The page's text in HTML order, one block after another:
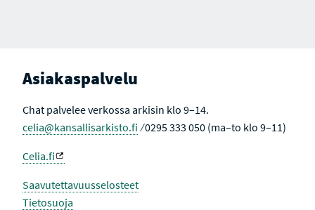
Asiakaspalvelu
Chat palvelee verkossa arkisin klo 9–14.
celia@kansallisarkisto.fi ⁄ 0295 333 050 (ma–to klo 9–11)
Celia.fi
Saavutettavuusselosteet
Tietosuoja